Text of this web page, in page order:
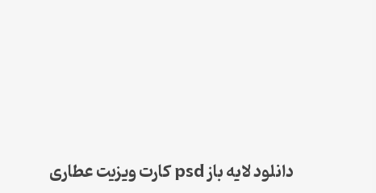
دانلود لایه باز psd کارت ویزیت عطاری